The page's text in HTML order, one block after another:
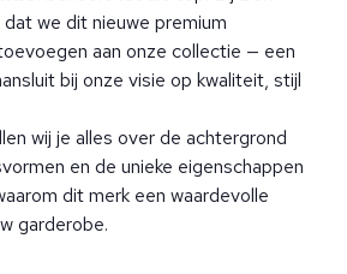
dat we dit nieuwe premium
toevoegen aan onze collectie — een
bij onze visie op kwaliteit, stijl
wij je alles over de achtergrond
en de unieke eigenschappen
dit merk een waardevolle
garderobe.